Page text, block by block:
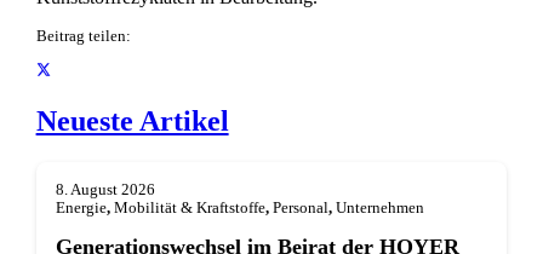
Beitrag teilen:
Neueste Artikel
8. August 2026
Energie, Mobilität & Kraftstoffe, Personal, Unternehmen
Generationswechsel im Beirat der HOYER